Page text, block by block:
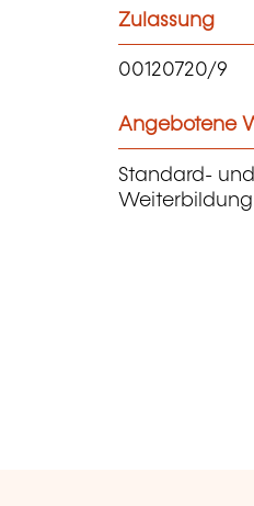
Zulassung
00120720/9
Angebotene
Standard-
Weiterbildung